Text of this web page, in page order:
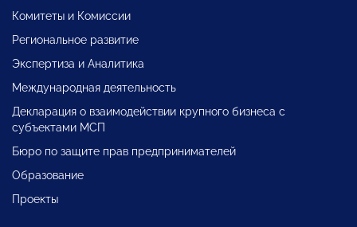
Комитеты и Комиссии
Региональное развитие
Экспертиза и Аналитика
Международная деятельность
Декларация о взаимодействии крупного бизнеса с
субъектами МСП
Бюро по защите прав предпринимателей
Образование
Проекты